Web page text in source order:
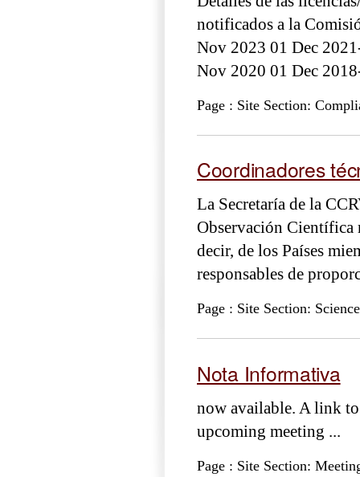
notificados a la
Nov 2023 01 Dec
Nov 2020 01 Dec
Page : Site Section:
Coordinadores
La Secretaría de la
Observación Científica
decir, de los Países
responsables de
Page : Site Section: Science
Nota Informativa
now available. A link
upcoming meeting ...
Page : Site Section: